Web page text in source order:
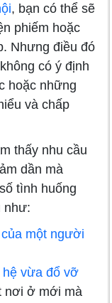
, bạn có thể sẽ
phiếm hoặc
Nhưng điều đó
có ý định
hoặc những
và chấp
thấy nhu cầu
dần mà
tình huống
như:
một người
hệ vừa đổ vỡ
nơi ở mới mà